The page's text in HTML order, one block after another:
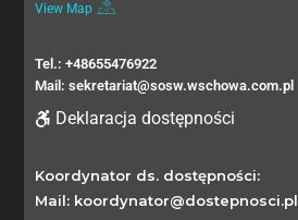
View Map
Tel.: +48655476922
Mail: sekretariat@sosw.wschowa.com.pl
Deklaracja dostępności
Koordynator ds. dostępności:
Mail: koordynator@dostepnosci.pl